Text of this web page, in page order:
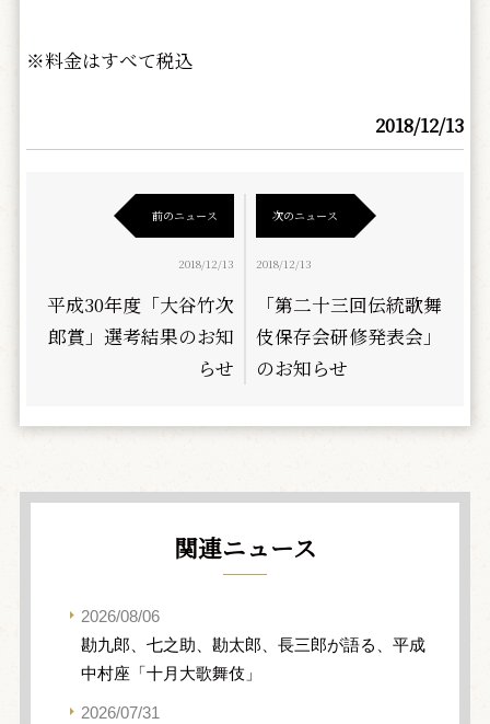
※料金はすべて税込
2018/12/13
前のニュース
2018/12/13
平成30年度「大谷竹次
郎賞」選考結果のお知
らせ
次のニュース
2018/12/13
「第二十三回伝統歌舞
伎保存会研修発表会」
のお知らせ
関連ニュース
2026/08/06
勘九郎、七之助、勘太郎、長三郎が語る、平成
中村座「十月大歌舞伎」
2026/07/31